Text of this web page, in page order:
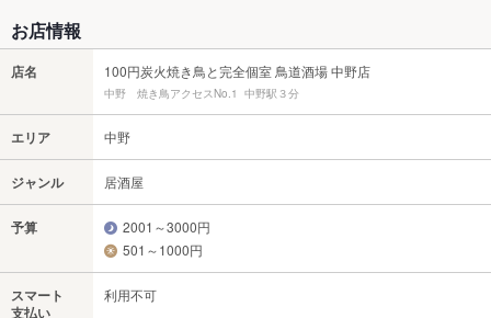
お店情報
店名 100円炭火焼き鳥と完全個室 鳥道酒場 中野店
中野 焼き鳥アクセスNo.1 中野駅３分
エリア 中野
ジャンル 居酒屋
予算
2001～3000円
501～1000円
スマート
支払い
利用不可